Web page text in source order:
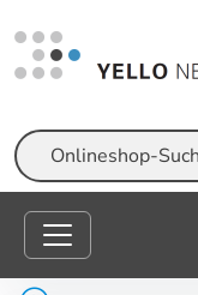
Suche